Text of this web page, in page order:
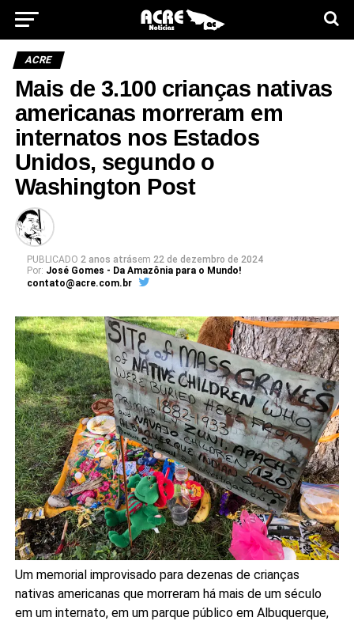
ACRE
Mais de 3.100 crianças nativas
americanas morreram em
internatos nos Estados
Unidos, segundo o
Washington Post
PUBLICADO 2 anos atrásem 22 de dezembro de 2024
Por: José Gomes - Da Amazônia para o Mundo!
contato@acre.com.br
Um memorial improvisado para dezenas de crianças
nativas americanas que morreram há mais de um século
em um internato, em um parque público em Albuquerque,